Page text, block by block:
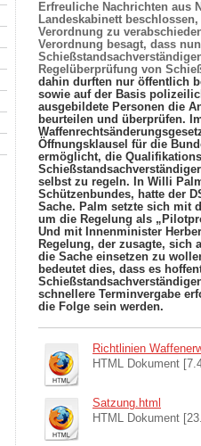
Erfreuliche Nachrichten aus
Landeskabinett
Verordnung zu
Verordnung besagt, dass
Regelüberprüfung von
dahin durften nur öffentlich
sowie auf der Basis
ausgebildete Personen die
beurteilen und überprüfen.
Öffnungsklausel für die
ermöglicht, die
selbst zu regeln. In Willi
Schützenbundes, hatte der
Sache. Palm setzte sich mit
um die Regelung als
Und mit Innenminister
Regelung, der zusagte, sich
die Sache einsetzen zu
bedeutet dies, dass es
schnellere Terminvergabe
die Folge sein werden.
Richtlinien
HTML Dokument
Satzung.html
HTML Dokument